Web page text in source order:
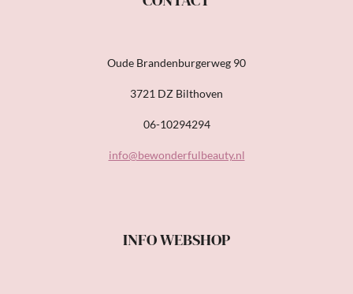
Oude Brandenburgerweg 90
3721 DZ Bilthoven
06-10294294
info@bewonderfulbeauty.nl
INFO WEBSHOP